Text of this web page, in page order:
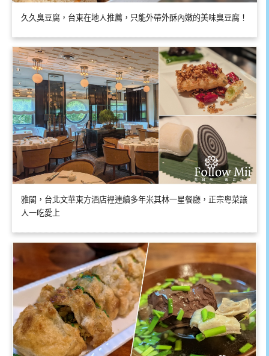
久久臭豆腐，台東在地人推薦，只能外帶外酥內嫩的美味臭豆腐！
雅閣，台北文華東方酒店裡連續多年米其林一星餐廳，正宗粵菜讓
人一吃愛上